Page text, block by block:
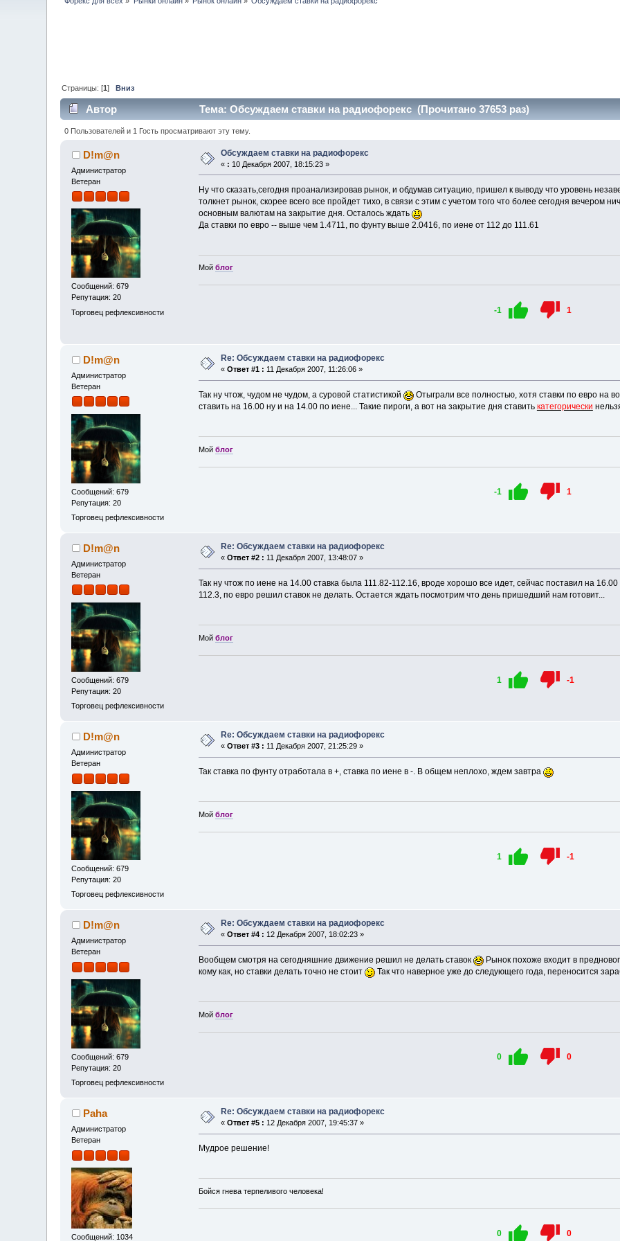
Страницы: [1]Вниз
Автор Тема: Обсуждаем ставки на радиофорекс (Прочитано 37653 раз)
0 Пользователей и 1 Гость просматривают эту тему.
D!m@n
Администратор
Ветеран
Сообщений: 679
Репутация: 20
Торговец рефлексивности
Обсуждаем ставки на радиофорекс
« : 10 Декабря 2007, 18:15:23 »
Ну что сказать,сегодня проанализировав рынок, и обдумав ситуацию, пришел к выводу что уровень
толкнет рынок, скорее всего все пройдет тихо, в связи с этим с учетом того что более сегодня вечером
основным валютам на закрытие дня. Осталось ждать
Да ставки по евро -- выше чем 1.4711, по фунту выше 2.0416, по иене от 112 до 111.61
Мой блог
-1 1
D!m@n
Администратор
Ветеран
Сообщений: 679
Репутация: 20
Торговец рефлексивности
Re: Обсуждаем ставки на радиофорекс
«Ответ #1 : 11 Декабря 2007, 11:26:06 »
Так ну чтож, чудом не чудом, а суровой статистикой
Отыграли все полностью, хотя ставки по евро на
ставить на 16.00 ну и на 14.00 по иене... Такие пироги, а вот на закрытие дня ставить категорически
Мой блог
-1 1
D!m@n
Администратор
Ветеран
Сообщений: 679
Репутация: 20
Торговец рефлексивности
Re: Обсуждаем ставки на радиофорекс
«Ответ #2 : 11 Декабря 2007, 13:48:07 »
Так ну чтож по иене на 14.00 ставка была 111.82-112.16, вроде хорошо все идет, сейчас поставил на
112.3, по евро решил ставок не делать. Остается ждать посмотрим что день пришедший нам готовит...
Мой блог
1 -1
D!m@n
Администратор
Ветеран
Сообщений: 679
Репутация: 20
Торговец рефлексивности
Re: Обсуждаем ставки на радиофорекс
«Ответ #3 : 11 Декабря 2007, 21:25:29 »
Так ставка по фунту отработала в +, ставка по иене в -. В общем неплохо, ждем завтра
Мой блог
1 -1
D!m@n
Администратор
Ветеран
Сообщений: 679
Репутация: 20
Торговец рефлексивности
Re: Обсуждаем ставки на радиофорекс
«Ответ #4 : 12 Декабря 2007, 18:02:23 »
Вообщем смотря на сегодняшние движение решил не делать ставок
Рынок похоже входит в
кому как, но ставки делать точно не стоит
Так что наверное уже до следующего года, переносится
Мой блог
0 0
Paha
Администратор
Ветеран
Сообщений: 1034
Re: Обсуждаем ставки на радиофорекс
«Ответ #5 : 12 Декабря 2007, 19:45:37 »
Мудрое решение!
Бойся гнева терпеливого человека!
0 0